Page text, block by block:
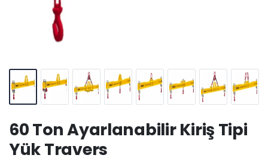
60 Ton Ayarlanabilir Kiriş Tipi
Yük Travers